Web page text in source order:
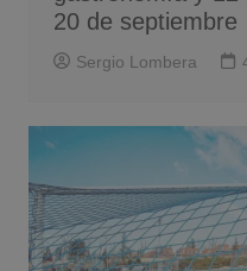
20 de septiembre
Sergio Lombera